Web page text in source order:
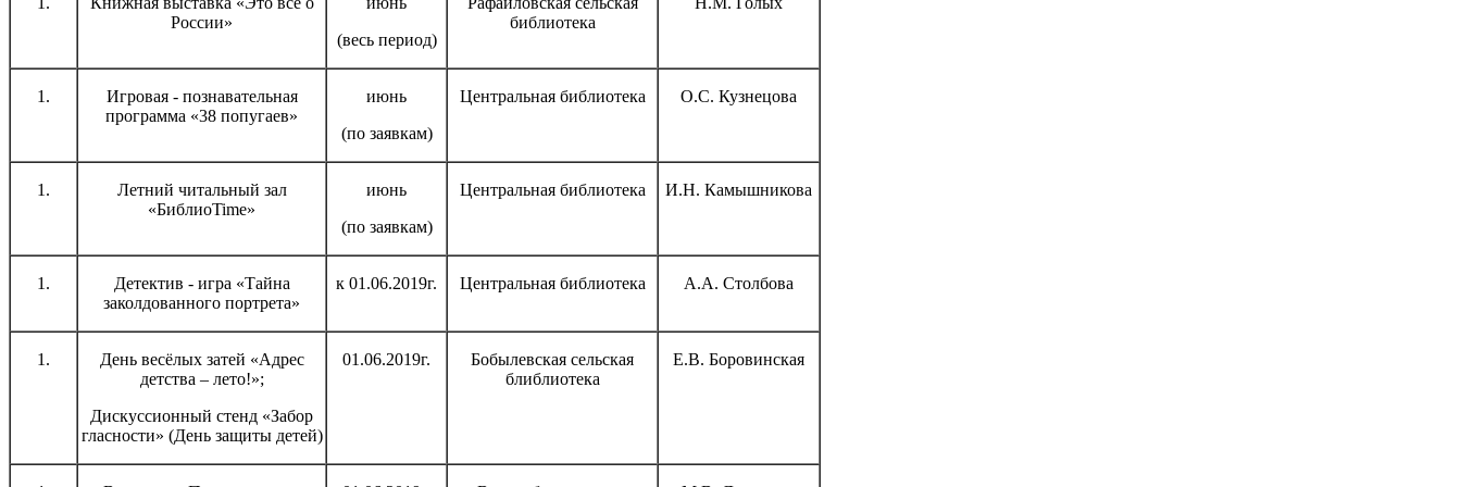
России»
(весь период)
библиотека
Игровая - познавательная
программа «38 попугаев»
июнь
(по заявкам)
Центральная библиотека О.С. Кузнецова
Летний читальный зал
«БиблиоTime»
июнь
(по заявкам)
Центральная библиотека И.Н. Камышникова
Детектив - игра «Тайна
заколдованного портрета»
к 01.06.2019г. Центральная библиотека А.А. Столбова
День весёлых затей «Адрес
детства – лето!»;
Дискуссионный стенд «Забор
гласности» (День защиты детей)
01.06.2019г.
Бобылевская сельская
блиблиотека
Е.В. Боровинская